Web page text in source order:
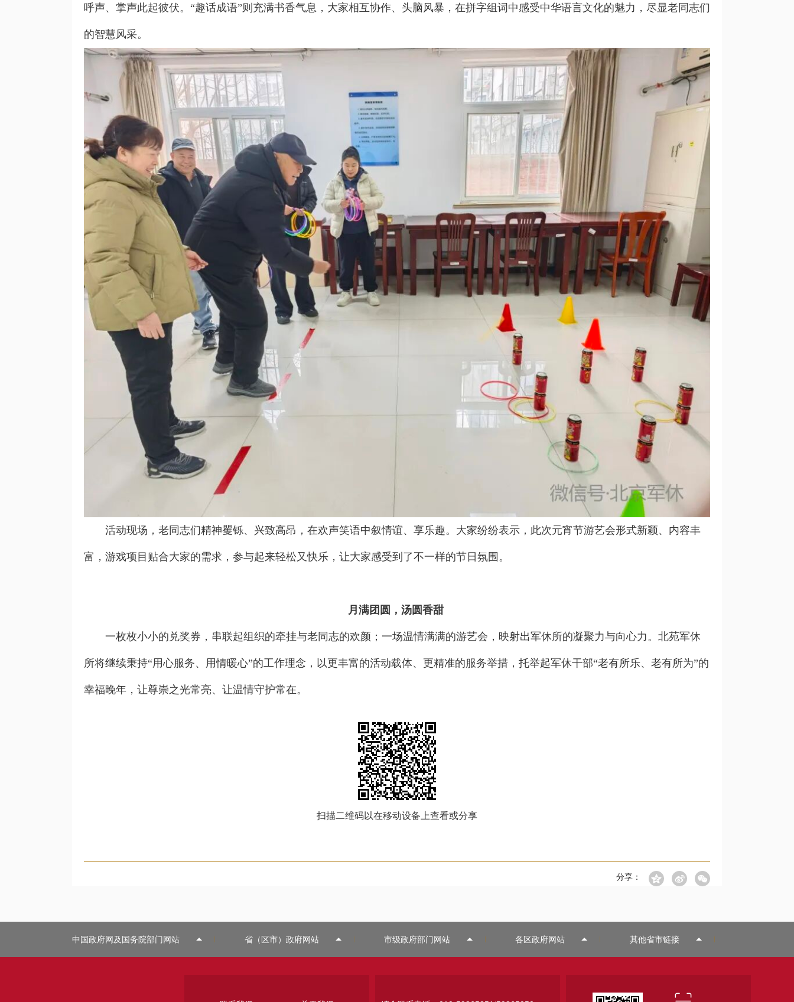
呼声、掌声此起彼伏。“趣话成语”则充满书香气息，大家相互协作、头脑风暴，在拼字组词中感受中华语言文化的魅力，尽显老同志们
的智慧风采。
活动现场，老同志们精神矍铄、兴致高昂，在欢声笑语中叙情谊、享乐趣。大家纷纷表示，此次元宵节游艺会形式新颖、内容丰
富，游戏项目贴合大家的需求，参与起来轻松又快乐，让大家感受到了不一样的节日氛围。
月满团圆，汤圆香甜
一枚枚小小的兑奖券，串联起组织的牵挂与老同志的欢颜；一场温情满满的游艺会，映射出军休所的凝聚力与向心力。北苑军休
所将继续秉持“用心服务、用情暖心”的工作理念，以更丰富的活动载体、更精准的服务举措，托举起军休干部“老有所乐、老有所为”的
幸福晚年，让尊崇之光常亮、让温情守护常在。
扫描二维码以在移动设备上查看或分享
分享：
中国政府网及国务院部门网站 省（区市）政府网站 市级政府部门网站 各区政府网站 其他省市链接